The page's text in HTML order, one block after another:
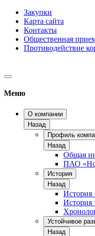
Закупки
Карта сайта
Контакты
Общественная
Противодействие
Меню
О компании
Назад
Профиль
Назад
Общая
ПАО
История
Назад
История
История
Устойчивое
Назад